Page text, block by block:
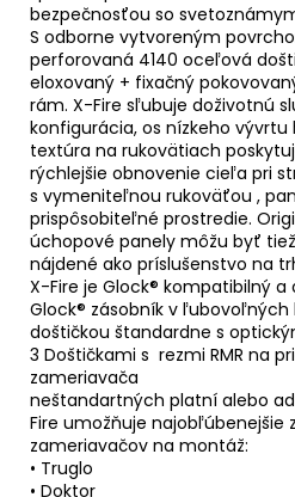
bezpečnosťou so
S odborne vytvoreným
perforovaná 4140 oceľová
eloxovaný + fixačný
rám. X-Fire sľubuje doživotnú
konfigurácia, os nízkeho vývrtu
textúra na rukovätiach
rýchlejšie obnovenie cieľa pri
s vymeniteľnou rukoväťou ,
prispôsobiteľné prostredie.
úchopové panely môžu byť tiež
nájdené ako príslušenstvo na
X-Fire je Glock® kompatibilný
Glock® zásobník v ľubovoľných
doštičkou štandardne s
3 Doštičkami s rezmi RMR na
zameriavača
neštandartných platní alebo
Fire umožňuje najobľúbenejšie
zameriavačov na montáž:
• Truglo
• Doktor